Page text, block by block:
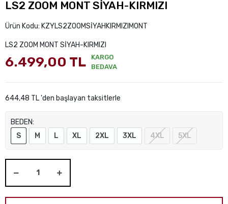
LS2 ZOOM MONT SİYAH-KIRMIZI
Ürün Kodu: KZYLS2ZOOMSİYAHKIRMIZIMONT
LS2 ZOOM MONT SİYAH-KIRMIZI
6.499,00 TL
KARGO
BEDAVA
644,48 TL 'den başlayan taksitlerle
BEDEN:
S
M L XL 2XL 3XL 4XL 5XL